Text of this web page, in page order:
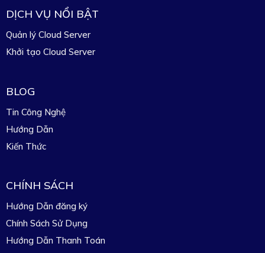
DỊCH VỤ NỔI BẬT
Quản lý Cloud Server
Khởi tạo Cloud Server
BLOG
Tin Công Nghệ
Hướng Dẫn
Kiến Thức
CHÍNH SÁCH
Hướng Dẫn đăng ký
Chính Sách Sử Dụng
Hướng Dẫn Thanh Toán